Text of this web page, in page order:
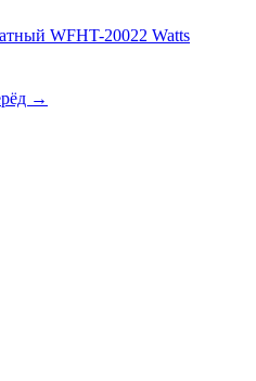
WFHT-20022 Watts
→